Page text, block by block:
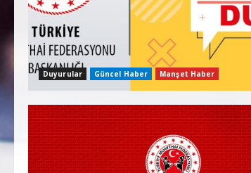
Duyurular Güncel Haber Manşet Haber